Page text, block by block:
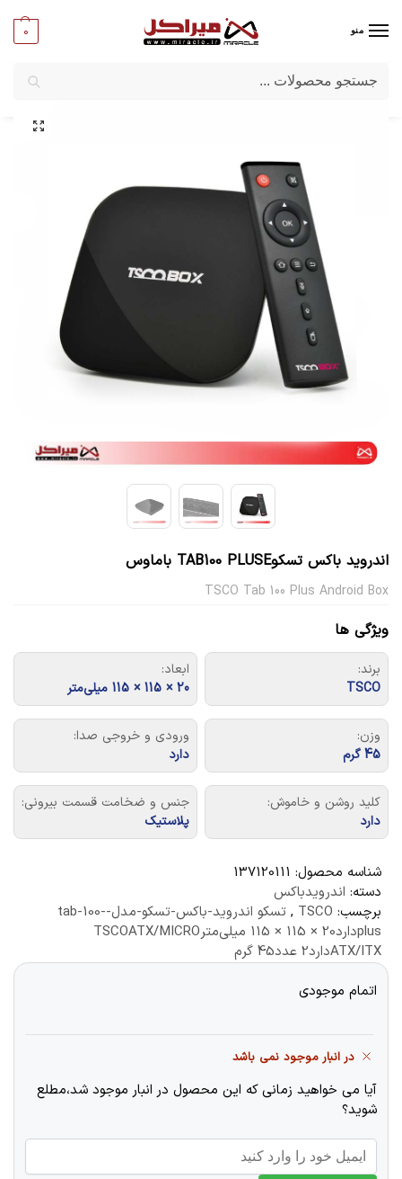
منو 0
میراکل/اندرویدباکس
اندروید باکس تسکوTAB100 PLUSE باماوس
TSCO Tab 100 Plus Android Box
ویژگی ها
برند:
TSCO
ابعاد:
20 × 115 × 115 میلی‌متر
وزن:
45 گرم
ورودی و خروجی صدا:
دارد
کلید روشن و خاموش:
دارد
جنس و ضخامت قسمت بیرونی:
پلاستیک
شناسه محصول: 137120111
دسته: اندرویدباکس
برچسب: TSCO
,
تسکو اندروید-باکس-تسکو-مدل-tab-100-
plusدارد20 × 115 × 115 میلی‌مترTSCOATX/MICRO
ATX/ITXدارد2 عدد45 گرم
اتمام موجودی
در انبار موجود نمی باشد
آیا می خواهید زمانی که این محصول در انبار موجود شد،مطلع
شوید؟